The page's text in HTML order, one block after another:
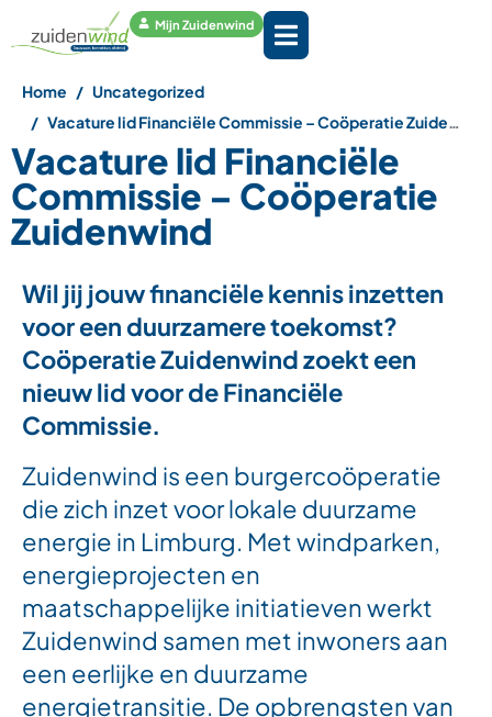
Mijn Zuidenwind
Home
Uncategorized
Vacature lid Financiële Commissie – Coöperatie Zuidenwind
Vacature lid Financiële
Commissie – Coöperatie
Zuidenwind
Wil jij jouw financiële kennis inzetten
voor een duurzamere toekomst?
Coöperatie Zuidenwind zoekt een
nieuw lid voor de Financiële
Commissie.
Zuidenwind is een burgercoöperatie
die zich inzet voor lokale duurzame
energie in Limburg. Met windparken,
energieprojecten en
maatschappelijke initiatieven werkt
Zuidenwind samen met inwoners aan
een eerlijke en duurzame
energietransitie. De opbrengsten van